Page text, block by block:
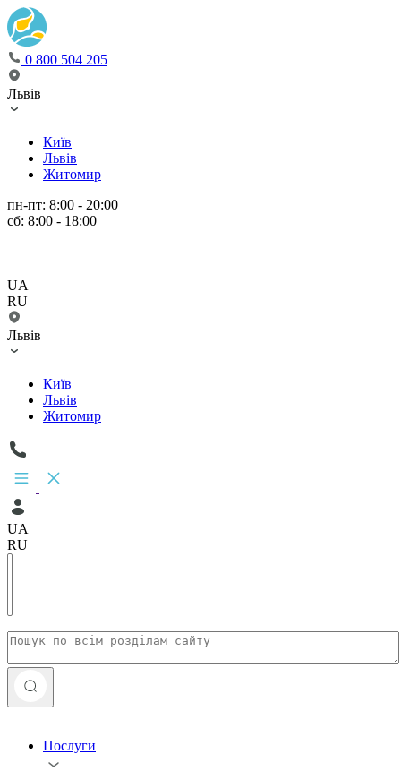
0 800 504 205
Львів
Київ
Львів
Житомир
пн-пт: 8:00 - 20:00
сб: 8:00 - 18:00
UA
RU
Львів
Київ
Львів
Житомир
UA
RU
Послуги